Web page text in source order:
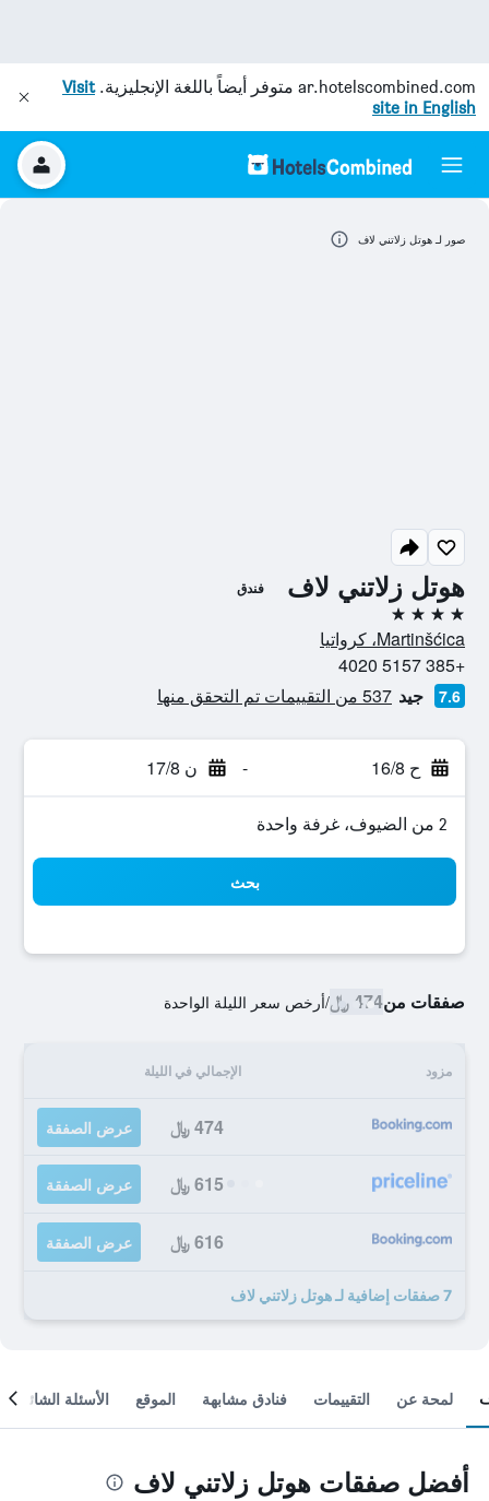
ar.hotelscombined.com متوفر أيضاً باللغة الإنجليزية.Visit
site in English
هوتل زلاتني لاف فندق
4 نجوم
Martinšćica، كرواتيا
+385 5157 4020
7.6 جيد 537 من التقييمات تم التحقق منها
ح 16/8 - ن 17/8
2 من الضيوف، غرفة واحدة
بحث
صفقات من474 ﷼ /أرخص سعر الليلة الواحدة
مزود الإجمالي في الليلة
474 ﷼ عرض الصفقة
615 ﷼ عرض الصفقة
616 ﷼ عرض الصفقة
7 صفقات إضافية لـ هوتل زلاتني لاف
صور لـ هوتل زلاتني لاف
لمحة عن التقييمات فنادق مشابهة الموقع الأسئلة الشائعة
أفضل صفقات هوتل زلاتني لاف